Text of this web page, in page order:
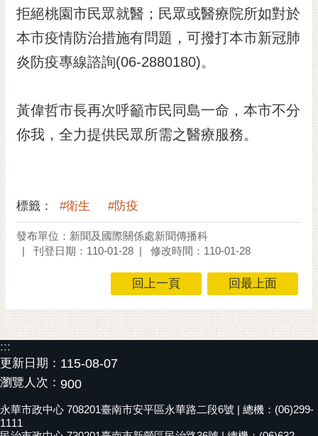
網
站
導
覽
閱
RSS
子
報
English
日
本
語
隱
拒絕桃園市民眾就醫；民眾或醫療院所如對於
本市疫情防治措施有問題，可撥打本市新冠肺
炎防疫專線諮詢(06-2880180)。
黃偉哲市長再次呼籲市民同島一命，本市不分
你我，全力提供民眾所需之醫療服務。
標籤： #衛生 #防疫
發布單位：新聞及國際關係處新聞傳播科
刊登日期：110-01-28
修改時間：110-01-28
回上一頁 回最上面
:::
更新日期： 115-08-07
瀏覽人次： 900
永華市政中心 708201臺南市安平區永華路二段6號 | 總機：(06)299-
1111